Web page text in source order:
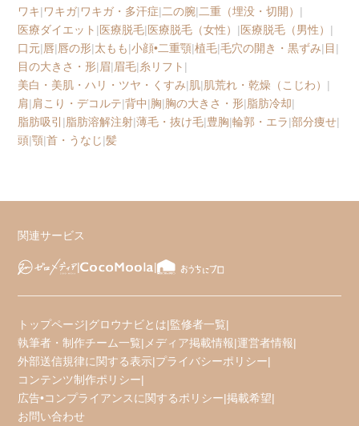
ワキ|ワキガ|ワキガ・多汗症|二の腕|二重（埋没・切開） |
医療ダイエット |医療脱毛|医療脱毛（女性） |医療脱毛（男性） |
口元|唇|唇の形|太もも|小顔•二重顎|植毛|毛穴の開き・黒ずみ|目 |
目の大きさ・形|眉|眉毛|糸リフト |
美白・美肌・ハリ・ツヤ・くすみ|肌|肌荒れ・乾燥（こじわ） |
肩|肩こり・デコルテ|背中|胸|胸の大きさ・形|脂肪冷却|
脂肪吸引 |脂肪溶解注射|薄毛・抜け毛|豊胸|輪郭・エラ|部分痩せ|
頭|顎|首・うなじ|髪
関連サービス
トップページ|グロウナビとは|監修者一覧|
執筆者・制作チーム一覧| メディア掲載情報|運営者情報|
外部送信規律に関する表示|プライバシーポリシー|
コンテンツ制作ポリシー|
広告•コンプライアンスに関するポリシー|掲載希望|
お問い合わせ